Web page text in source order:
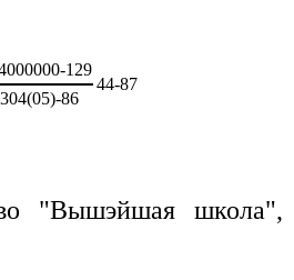
129
44-87
86
"Вышэйшая школа",